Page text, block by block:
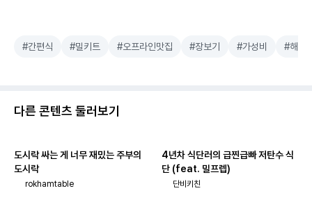
#간편식 #밀키트 #오프라인맛집 #장보기 #가성비 #해외
다른 콘텐츠 둘러보기
도시락 싸는 게 너무 재밌는 주부의
도시락
rokhamtable
4년차 식단러의 급찐급빠 저탄수 식
단 (feat. 밀프렙)
단비키친